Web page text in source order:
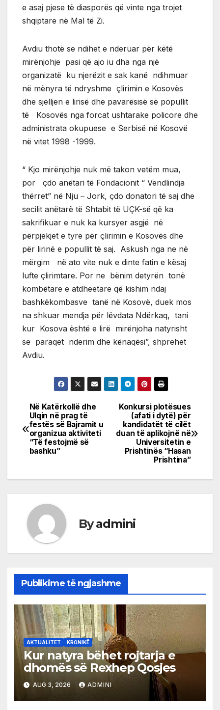
e asaj pjese të diasporës që vinte nga trojet
shqiptare në Mal të Zi.
Avdiu thotë se ndihet e nderuar për këtë
mirënjohje pasi që ajo iu dha nga një
organizatë ku njerëzit e sak kanë ndihmuar
në mënyra të ndryshme çlirimin e Kosovës
dhe sjelljen e lirisë dhe pavarësisë së popullit
të Kosovës nga forcat ushtarake policore dhe
administrata okupuese e Serbisë në Kosovë
në vitet 1998 -1999.
“ Kjo mirënjohje nuk më takon vetëm mua,
por çdo anëtari të Fondacionit “ Vendlindja
thërret” në Nju – Jork, çdo donatori të saj dhe
secilit anëtarë të Shtabit të UÇK-së që ka
sakrifikuar e nuk ka kursyer asgjë në
përpjekjet e tyre për çlirimin e Kosovës dhe
për lirinë e popullit të saj. Askush nga ne në
mërgim në ato vite nuk e dinte fatin e kësaj
lufte çlirimtare. Por ne bënim detyrën tonë
kombëtare e atdheetare që kishim ndaj
bashkëkombasve tanë në Kosovë, duek mos
na shkuar mendja për lëvdata Ndërkaq, tani
kur Kosova është e lirë mirënjoha natyrisht
se paraqet nderim dhe kënaqësi”, shprehet
Avdiu.
Post
navigation
Konkursi plotësues
(afati i dytë) për
kandidatët të cilët
duan të aplikojnë në
Universitetin e
Prishtinës “Hasan
Prishtina”
Në Katërkollë dhe
Ulqin në prag të
festës së Bajramit u
organizua aktiviteti
“Të festojmë së
bashku”
Byadmini
Publikime të ngjashme
AKTUALITET KRONIKË
Kur natyra bëhet rojtarja e
dhomës së Rexhep Qosjes
AUG 3, 2026 ADMINI